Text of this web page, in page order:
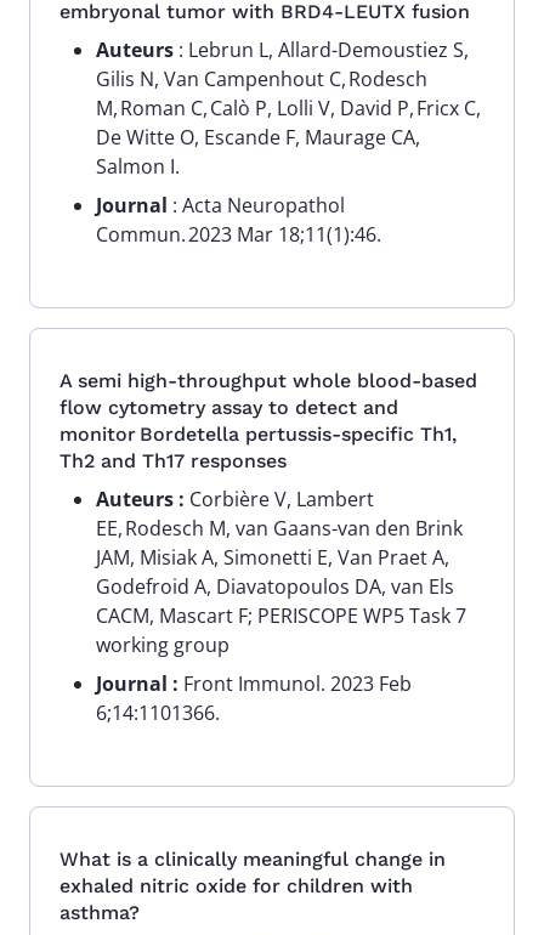
embryonal tumor with BRD4-LEUTX fusion
Auteurs : Lebrun L, Allard-Demoustiez S,
Gilis N, Van Campenhout C, Rodesch
M, Roman C, Calò P, Lolli V, David P, Fricx C,
De Witte O, Escande F, Maurage CA,
Salmon I.
Journal : Acta Neuropathol
Commun. 2023 Mar 18;11(1):46.
A semi high-throughput whole blood-based
flow cytometry assay to detect and
monitor Bordetella pertussis-specific Th1,
Th2 and Th17 responses
Auteurs : Corbière V, Lambert
EE, Rodesch M, van Gaans-van den Brink
JAM, Misiak A, Simonetti E, Van Praet A,
Godefroid A, Diavatopoulos DA, van Els
CACM, Mascart F; PERISCOPE WP5 Task 7
working group
Journal : Front Immunol. 2023 Feb
6;14:1101366.
What is a clinically meaningful change in
exhaled nitric oxide for children with
asthma?